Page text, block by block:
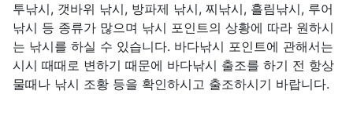
투낚시, 갯바위 낚시, 방파제 낚시, 찌낚시, 흘림낚시, 루어
낚시 등 종류가 많으며 낚시 포인트의 상황에 따라 원하시
는 낚시를 하실 수 있습니다. 바다낚시 포인트에 관해서는
시시 때때로 변하기 때문에 바다낚시 출조를 하기 전 항상
물때나 낚시 조황 등을 확인하시고 출조하시기 바랍니다.